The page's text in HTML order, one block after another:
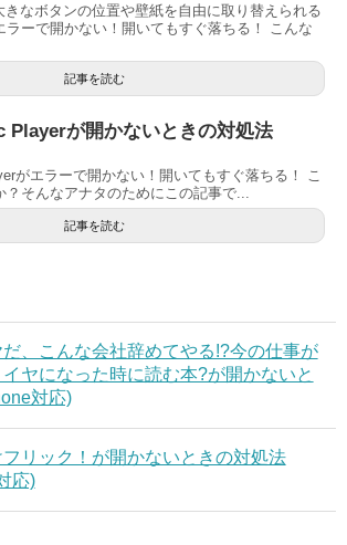
なボタンの位置や壁紙を自由に取り替えられる
ラーで開かない！開いてもすぐ落ちる！ こんな
記事を読む
Playerが開かないときの対処法
がエラーで開かない！開いてもすぐ落ちる！ こ
そんなアナタのためにこの記事で...
記事を読む
だ、こんな会社辞めてやる!?今の仕事が
ヤになった時に読む本?が開かないと
対応)
リック！が開かないときの対処法
応)